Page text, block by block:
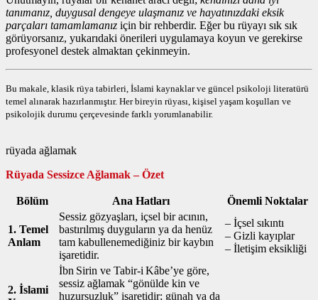
tanımanız, duygusal dengeye ulaşmanız ve hayatınızdaki eksik
parçaları tamamlamanız için bir rehberdir. Eğer bu rüyayı sık sık
görüyorsanız, yukarıdaki önerileri uygulamaya koyun ve gerekirse
profesyonel destek almaktan çekinmeyin.
Bu makale, klasik rüya tabirleri, İslami kaynaklar ve güncel psikoloji literatürü
temel alınarak hazırlanmıştır. Her bireyin rüyası, kişisel yaşam koşulları ve
psikolojik durumu çerçevesinde farklı yorumlanabilir.
rüyada ağlamak
Rüyada Sessizce Ağlamak – Özet
Bölüm Ana Hatları Önemli Noktalar
1. Temel
Anlam
Sessiz gözyaşları, içsel bir acının,
bastırılmış duyguların ya da henüz
tam kabullenemediğiniz bir kaybın
işaretidir.
– İçsel sıkıntı
– Gizli kayıplar
– İletişim eksikliği
2. İslami
İbn Sirin ve Tabir‑i Kâbe’ye göre,
sessiz ağlamak “gönülde kin ve
huzursuzluk” işaretidir; günah ya da